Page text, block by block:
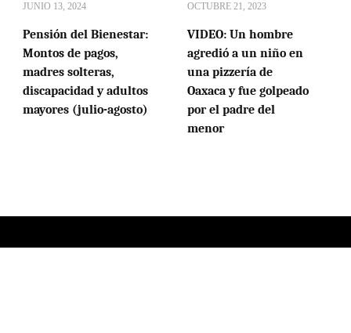
JUNIO 13, 2024
Pensión del Bienestar:
Montos de pagos,
madres solteras,
discapacidad y adultos
mayores (julio-agosto)
OCTUBRE 21, 2023
VIDEO: Un hombre
agredió a un niño en
una pizzería de
Oaxaca y fue golpeado
por el padre del
menor